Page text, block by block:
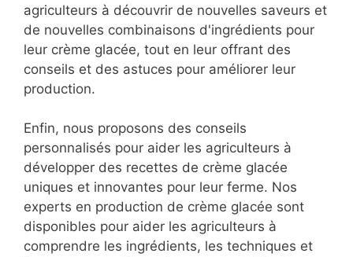
agriculteurs à découvrir de nouvelles saveurs et
de nouvelles combinaisons d'ingrédients pour
leur crème glacée, tout en leur offrant des
conseils et des astuces pour améliorer leur
production.
Enfin, nous proposons des conseils
personnalisés pour aider les agriculteurs à
développer des recettes de crème glacée
uniques et innovantes pour leur ferme. Nos
experts en production de crème glacée sont
disponibles pour aider les agriculteurs à
comprendre les ingrédients, les techniques et